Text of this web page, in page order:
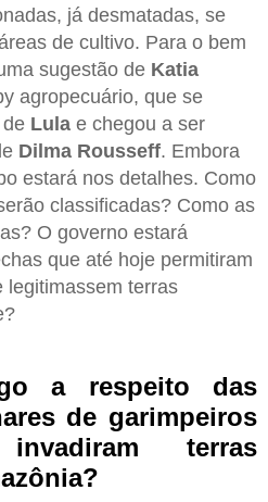
já desmatadas, se
de cultivo. Para o bem
sugestão de Katia
agropecuário, que se
Lula e chegou a ser
Dilma Rousseff. Embora
estará nos detalhes. Como
classificadas? Como as
O governo estará
que até hoje permitiram
legitimassem terras
a respeito das
de garimpeiros
terras